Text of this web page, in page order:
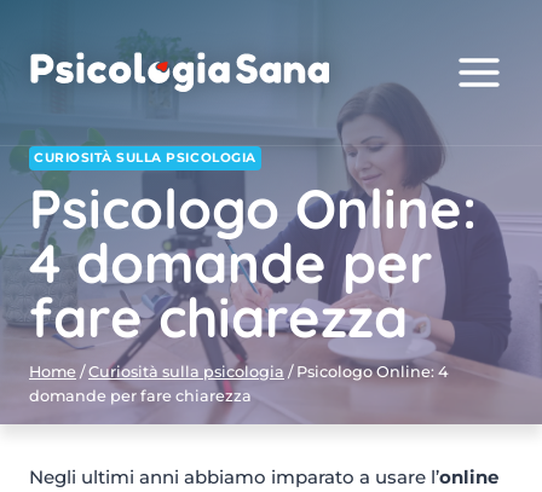
contenuto
CURIOSITÀ SULLA PSICOLOGIA
Psicologo Online:
4 domande per
fare chiarezza
Home / Curiosità sulla psicologia / Psicologo Online: 4
domande per fare chiarezza
Negli ultimi anni abbiamo imparato a usare l’online